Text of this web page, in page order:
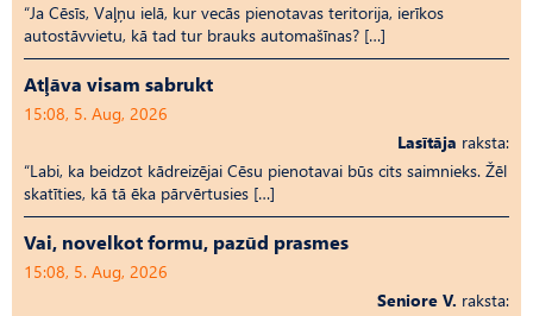
“Ja Cēsīs, Vaļņu ielā, kur vecās pienotavas teritorija, ierīkos
autostāvvietu, kā tad tur brauks automašīnas? […]
Atļāva visam sabrukt
15:08, 5. Aug, 2026
Lasītāja raksta:
“Labi, ka beidzot kādreizējai Cēsu pienotavai būs cits saimnieks. Žēl
skatīties, kā tā ēka pārvērtusies […]
Vai, novelkot formu, pazūd prasmes
15:08, 5. Aug, 2026
Seniore V. raksta: